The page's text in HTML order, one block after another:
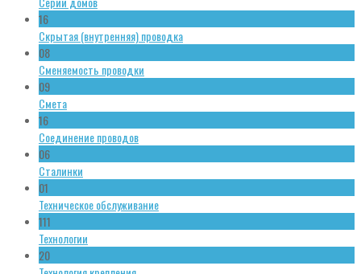
16
Скрытая (внутренняя) проводка
08
Сменяемость проводки
09
Смета
16
Соединение проводов
06
Сталинки
01
Техническое обслуживание
111
Технологии
20